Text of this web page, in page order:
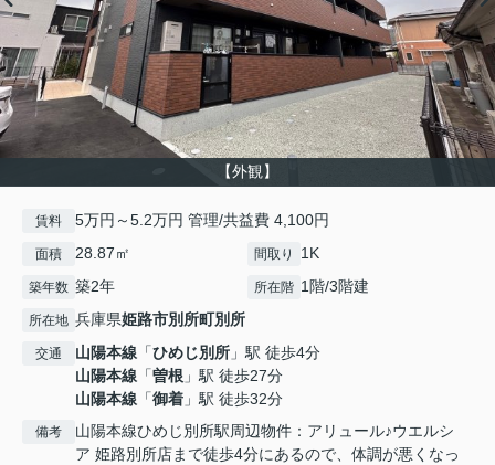
【外観】
賃料 5万円～5.2万円 管理/共益費 4,100円
面積 28.87㎡ 間取り 1K
築年数 築2年 所在階 1階/3階建
所在地 兵庫県姫路市別所町別所
交通 山陽本線 「ひめじ別所 」駅 徒歩4分
山陽本線 「曽根 」駅 徒歩27分
山陽本線 「御着 」駅 徒歩32分
備考
山陽本線ひめじ別所駅周辺物件：アリュール♪ウエルシ
ア 姫路別所店まで徒歩4分にあるので、体調が悪くなっ